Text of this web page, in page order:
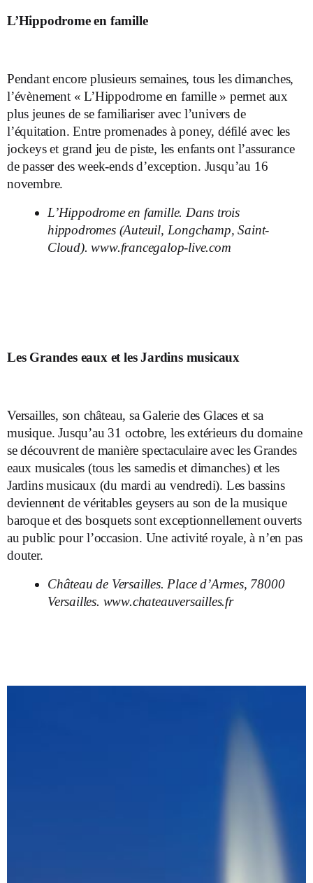
L’Hippodrome en famille
Pendant encore plusieurs semaines, tous les dimanches,
l’évènement « L’Hippodrome en famille » permet aux
plus jeunes de se familiariser avec l’univers de
l’équitation. Entre promenades à poney, défilé avec les
jockeys et grand jeu de piste, les enfants ont l’assurance
de passer des week-ends d’exception. Jusqu’au 16
novembre.
L’Hippodrome en famille. Dans trois
hippodromes (Auteuil, Longchamp, Saint-
Cloud).www.francegalop-live.com
Les Grandes eaux et les Jardins musicaux
Versailles, son château, sa Galerie des Glaces et sa
musique. Jusqu’au 31 octobre, les extérieurs du domaine
se découvrent de manière spectaculaire avec les Grandes
eaux musicales (tous les samedis et dimanches) et les
Jardins musicaux (du mardi au vendredi). Les bassins
deviennent de véritables geysers au son de la musique
baroque et des bosquets sont exceptionnellement ouverts
au public pour l’occasion. Une activité royale, à n’en pas
douter.
Château de Versailles. Place d’Armes, 78000
Versailles. www.chateauversailles.fr